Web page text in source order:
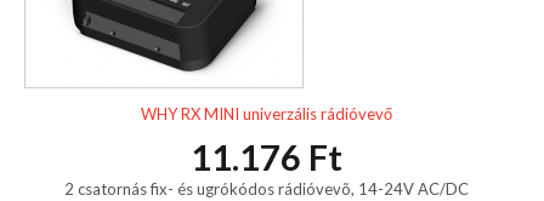
WHY RX MINI univerzális rádióvevő
11.176 Ft
2 csatornás fix- és ugrókódos rádióvevõ, 14-24V AC/DC